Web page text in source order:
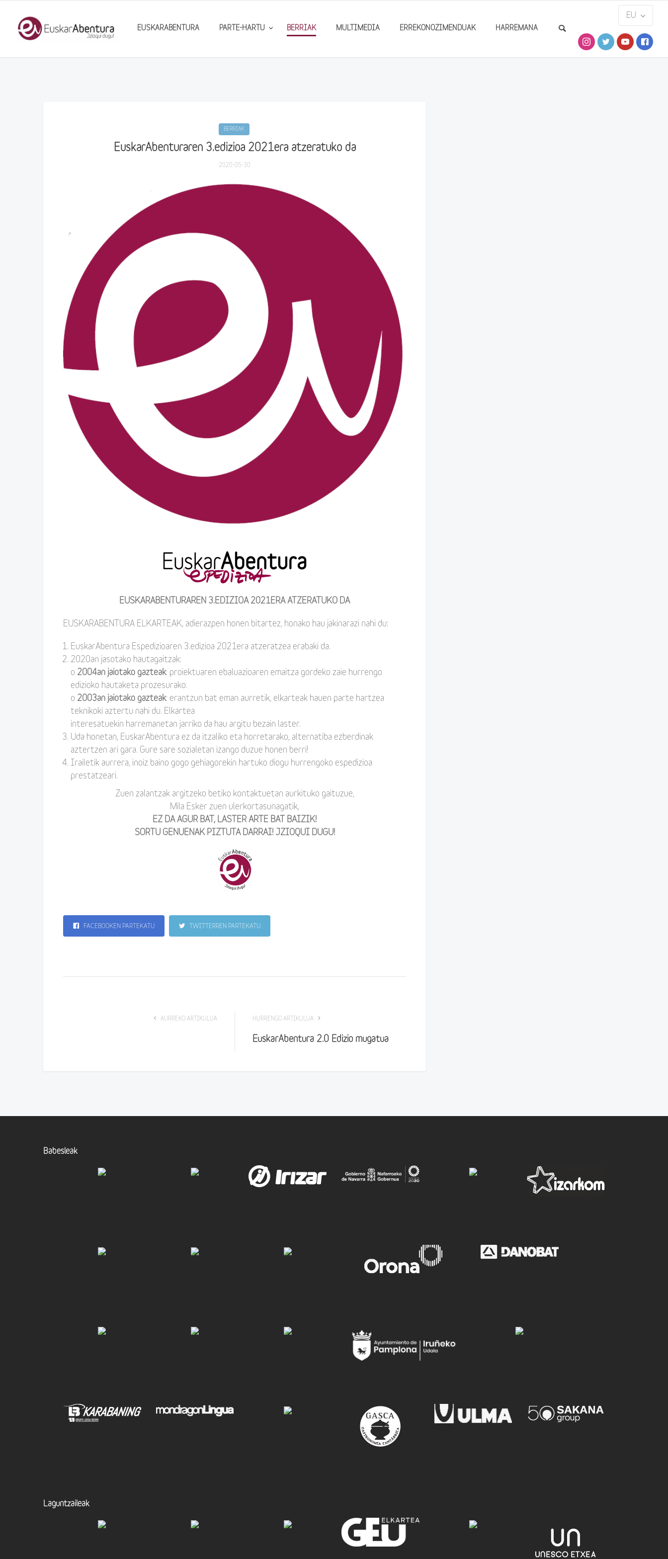
EUSKARABENTURA PARTE-HARTU BERRIAK MULTIMEDIA ERREKONOZIMENDUAK HARREMANA
BERRIAK
EuskarAbenturaren 3.edizioa 2021era atzeratuko da
2020-05-30
EUSKARABENTURAREN 3.EDIZIOA 2021ERA ATZERATUKO DA
EUSKARABENTURA ELKARTEAK, adierazpen honen bitartez, honako hau jakinarazi nahi du:
EuskarAbentura Espedizioaren 3.edizioa 2021era atzeratzea erabaki da.
2020an jasotako hautagaitzak:
o 2004an jaiotako gazteak: proiektuaren ebaluazioaren emaitza gordeko zaie hurrengo
edizioko hautaketa prozesurako.
o 2003an jaiotako gazteak: erantzun bat eman aurretik, elkarteak hauen parte hartzea
teknikoki aztertu nahi du. Elkartea
interesatuekin harremanetan jarriko da hau argitu bezain laster.
Uda honetan, EuskarAbentura ez da itzaliko eta horretarako, alternatiba ezberdinak
aztertzen ari gara. Gure sare sozialetan izango duzue honen berri!
Irailetik aurrera, inoiz baino gogo gehiagorekin hartuko diogu hurrengoko espedizioa
prestatzeari.
Zuen zalantzak argitzeko betiko kontaktuetan aurkituko gaituzue,
Mila Esker zuen ulerkortasunagatik,
EZ DA AGUR BAT, LASTER ARTE BAT BAIZIK!
SORTU GENUENAK PIZTUTA DARRAI! JZIOQUI DUGU!
FACEBOOKEN PARTEKATU TWITTERREN PARTEKATU
AURREKO ARTIKULUA HURRENGO ARTIKULUA
EuskarAbentura 2.0 Edizio mugatua
Babesleak
Laguntzaileak